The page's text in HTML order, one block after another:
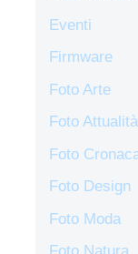
Eventi
Firmware
Foto Arte
Foto Attualità
Foto
Foto Design
Foto Moda